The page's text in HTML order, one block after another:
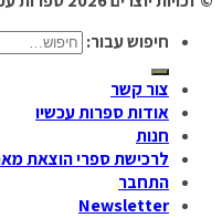
חיפוש עבור:
צור קשר
אודות ספרות עכשיו
חנות
לרכישת ספרי הוצאת
התחבר
Newsletter